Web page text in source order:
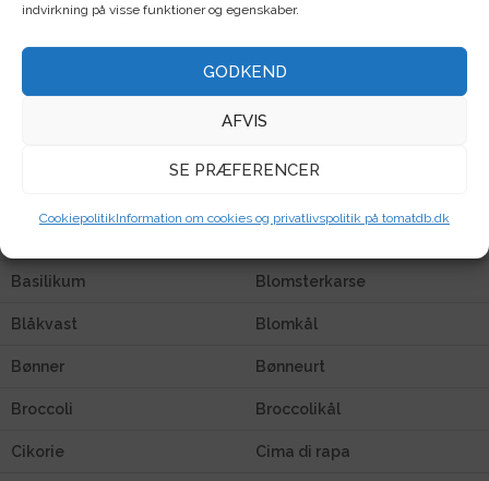
indvirkning på visse funktioner og egenskaber.
GODKEND
AFVIS
SE PRÆFERENCER
CookiepolitikInformation om cookies og privatlivspolitik på tomatdb.dk
Insektvenlig
Anis
Basilikum Blomsterkarse
Blåkvast Blomkål
Bønner Bønneurt
Broccoli Broccolikål
Cikorie Cima di rapa